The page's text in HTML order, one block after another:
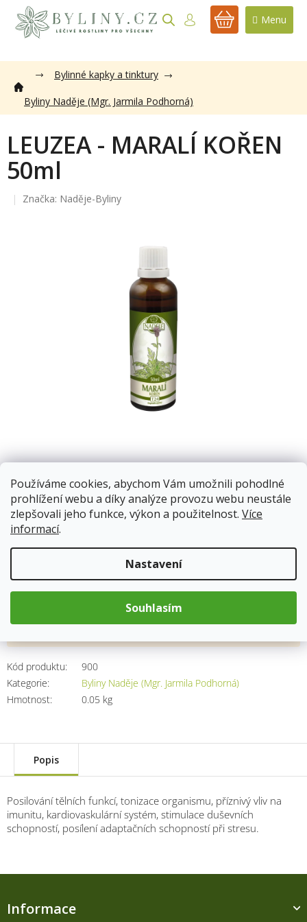
Používáme cookies, abychom Vám umožnili pohodlné
prohlížení webu a díky analýze provozu webu neustále
zlepšovali jeho funkce, výkon a použitelnost. Více
informací.
Nastavení
Souhlasím
obsah
NÁKUPNÍ
Bylinné kapky a tinktury
Byliny Naděje (Mgr. Jarmila Podhorná)
LEUZEA - MARALÍ KOŘEN
50ml
Značka: Naděje-Byliny
imunitu, kardiovaskulární systém, stimulace duševních
schopností, posílení adaptačních schopností při stresu.
Kód produktu:
900
Kategorie:
Byliny Naděje (Mgr. Jarmila Podhorná)
Hmotnost: 0.05 kg
123 Kč
cena:
Popis
Posilování tělních funkcí, tonizace organismu, příznivý vliv na
imunitu, kardiovaskulární systém, stimulace duševních
schopností, posílení adaptačních schopností při stresu.
Informace